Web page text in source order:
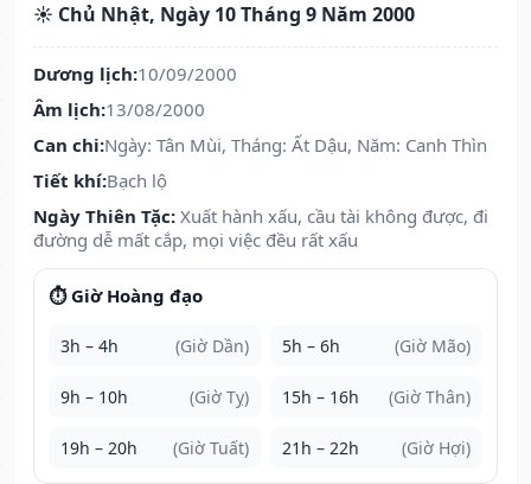
☀️ Chủ Nhật, Ngày 10 Tháng 9 Năm 2000
Dương lịch:10/09/2000
Âm lịch:13/08/2000
Can chi:Ngày: Tân Mùi, Tháng: Ất Dậu, Năm: Canh Thìn
Tiết khí:Bạch lộ
Ngày Thiên Tặc: Xuất hành xấu, cầu tài không được, đi
đường dễ mất cắp, mọi việc đều rất xấu
⏱️ Giờ Hoàng đạo
3h – 4h (Giờ Dần) 5h – 6h (Giờ Mão)
9h – 10h (Giờ Tỵ) 15h – 16h (Giờ Thân)
19h – 20h (Giờ Tuất) 21h – 22h (Giờ Hợi)